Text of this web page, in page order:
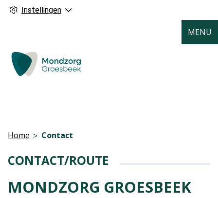
Instellingen
MENU
Home Contact
CONTACT/ROUTE
MONDZORG GROESBEEK